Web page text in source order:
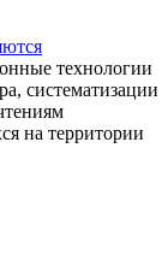
технологии
систематизации
на территории